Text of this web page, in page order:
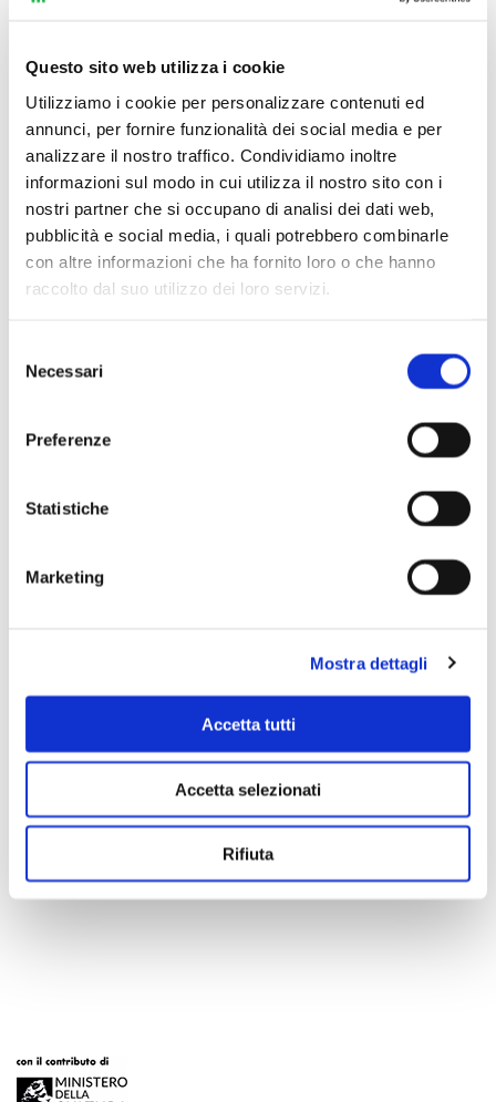
Questo sito web utilizza i cookie
Utilizziamo i cookie per personalizzare contenuti ed
annunci, per fornire funzionalità dei social media e per
analizzare il nostro traffico. Condividiamo inoltre
informazioni sul modo in cui utilizza il nostro sito con i
nostri partner che si occupano di analisi dei dati web,
pubblicità e social media, i quali potrebbero combinarle
con altre informazioni che ha fornito loro o che hanno
raccolto dal suo utilizzo dei loro servizi.
delNecessari
Preferenze
Statistiche
Marketing
Mostra dettagli
Accetta tutti
Accetta selezionati
Rifiuta
Scopri di più